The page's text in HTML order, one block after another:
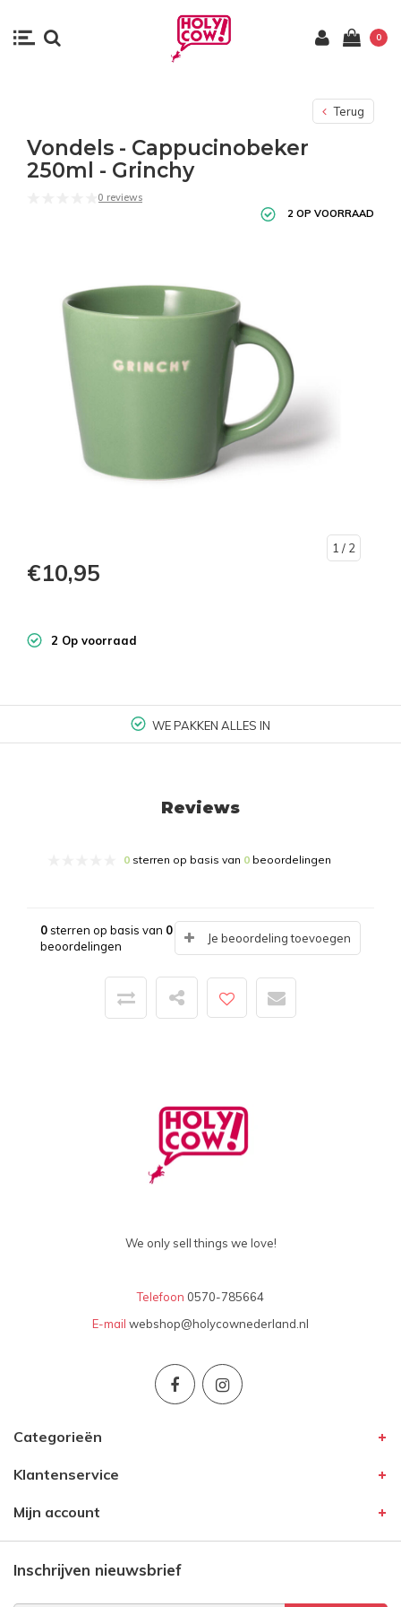
0
Terug
Vondels - Cappucinobeker
250ml - Grinchy
0 reviews
2 OP VOORRAAD
1 / 2
€10,95
2 Op voorraad
WE PAKKEN ALLES IN
Reviews
0 sterren op basis van 0 beoordelingen
0sterren op basis van 0
beoordelingen
Je beoordeling toevoegen
We only sell things we love!
Telefoon 0570-785664
E-mail webshop@holycownederland.nl
Categorieën
Klantenservice
Mijn account
Inschrijven nieuwsbrief